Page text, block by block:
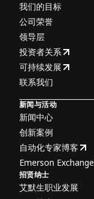
我们的目标
公司荣誉
领导层
投资者关系
可持续发展
联系我们
新闻与活动
新闻中心
创新案例
自动化专家博客
Emerson Exchange
招贤纳士
艾默生职业发展